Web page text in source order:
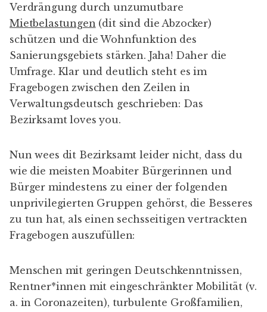
Verdrängung durch unzumutbare
Mietbelastungen (dit sind die Abzocker)
schützen und die Wohnfunktion des
Sanierungsgebiets stärken. Jaha! Daher die
Umfrage. Klar und deutlich steht es im
Fragebogen zwischen den Zeilen in
Verwaltungsdeutsch geschrieben: Das
Bezirksamt loves you.
Nun wees dit Bezirksamt leider nicht, dass du
wie die meisten Moabiter Bürgerinnen und
Bürger mindestens zu einer der folgenden
unprivilegierten Gruppen gehörst, die Besseres
zu tun hat, als einen sechsseitigen vertrackten
Fragebogen auszufüllen:
Menschen mit geringen Deutschkenntnissen,
Rentner*innen mit eingeschränkter Mobilität (v.
a. in Coronazeiten), turbulente Großfamilien,